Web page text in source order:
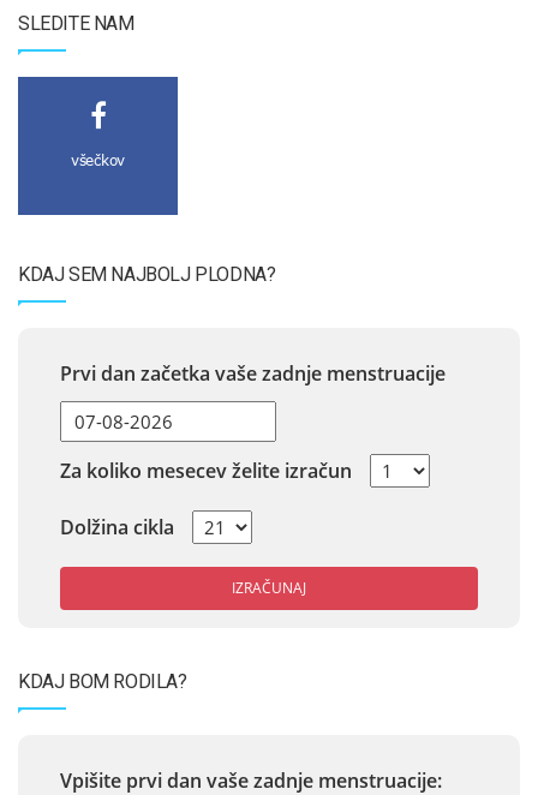
SLEDITE NAM
všečkov
KDAJ SEM NAJBOLJ PLODNA?
Prvi dan začetka vaše zadnje menstruacije
Za koliko mesecev želite izračun
Dolžina cikla
IZRAČUNAJ
KDAJ BOM RODILA?
Vpišite prvi dan vaše zadnje menstruacije: